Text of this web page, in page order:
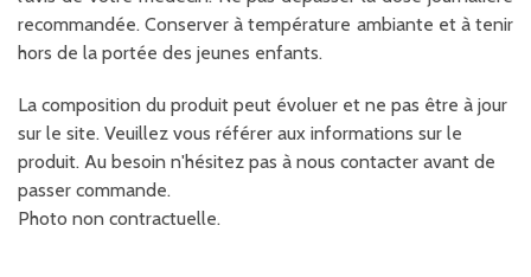
recommandée. Conserver à température ambiante et à tenir
hors de la portée des jeunes enfants.
La composition du produit peut évoluer et ne pas être à jour
sur le site. Veuillez vous référer aux informations sur le
produit. Au besoin n'hésitez pas à nous contacter avant de
passer commande.
Photo non contractuelle.